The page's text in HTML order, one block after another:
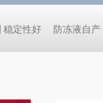
稳定性好 防冻液自产